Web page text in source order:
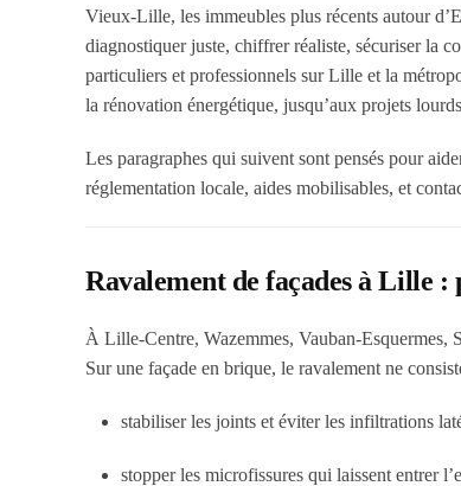
Vieux-Lille, les immeubles plus récents autour
diagnostiquer juste, chiffrer réaliste, sécuriser la
particuliers et professionnels sur Lille et la
la rénovation énergétique, jusqu’aux projets
Les paragraphes qui suivent sont pensés pour
réglementation locale, aides mobilisables, et
Ravalement de façades à Lille
À Lille-Centre, Wazemmes, Vauban-
Sur une façade en brique, le ravalement ne
stabiliser les joints et éviter les infiltrations
stopper les microfissures qui laissent entrer